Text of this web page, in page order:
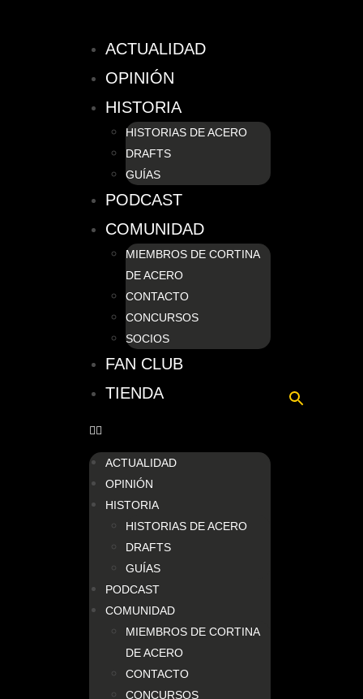
ACTUALIDAD
OPINIÓN
HISTORIA
HISTORIAS DE ACERO
DRAFTS
GUÍAS
PODCAST
COMUNIDAD
MIEMBROS DE CORTINA
DE ACERO
CONTACTO
CONCURSOS
SOCIOS
FAN CLUB
TIENDA
ACTUALIDAD
OPINIÓN
HISTORIA
HISTORIAS DE ACERO
DRAFTS
GUÍAS
PODCAST
COMUNIDAD
MIEMBROS DE CORTINA
DE ACERO
CONTACTO
CONCURSOS